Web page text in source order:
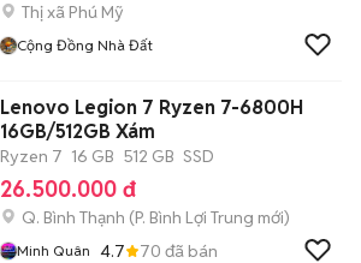
Thị xã Phú Mỹ
Cộng Đồng Nhà Đất
Lenovo Legion 7 Ryzen 7-6800H
16GB/512GB Xám
Ryzen 7 16 GB 512 GB SSD
26.500.000 đ
Q. Bình Thạnh (P. Bình Lợi Trung mới)
Minh Quân 4.7 70 đã bán